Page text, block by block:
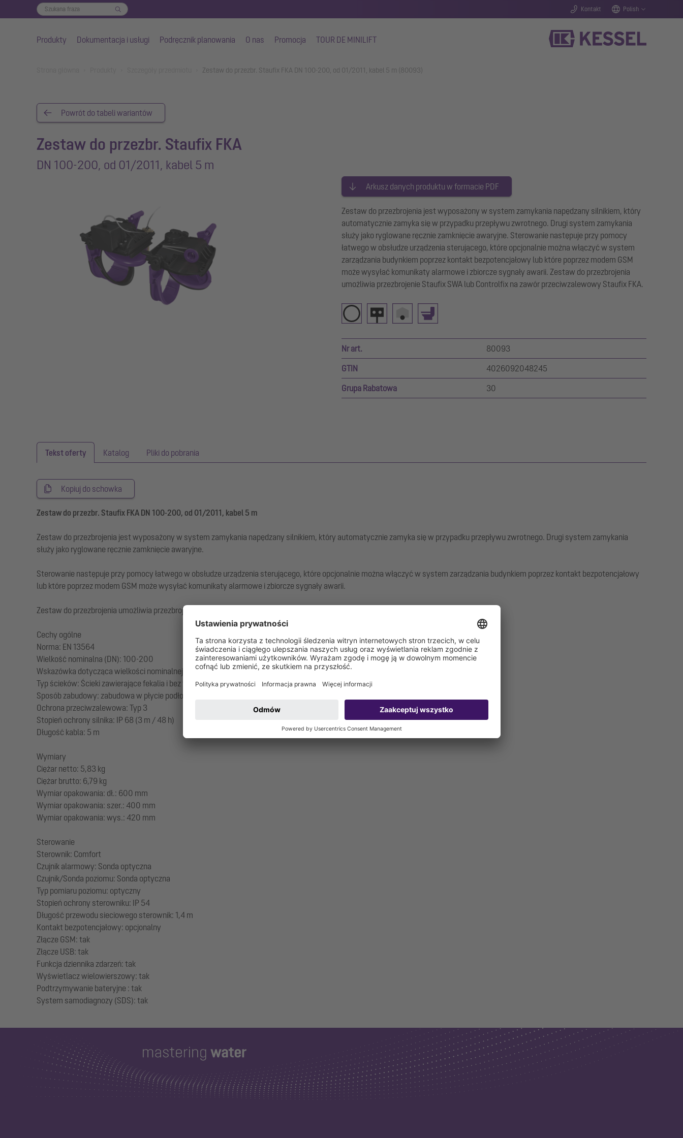
Kontakt Polish
Produkty Dokumentacja i usługi Podręcznik planowania O nas Promocja TOUR DE MINILIFT
Zestaw do przezbr. Staufix FKA DN 100-200, od 01/2011, kabel 5 m (80093)
Powrót do tabeli wariantów
Zestaw do przezbr. Staufix FKA
DN 100-200, od 01/2011, kabel 5 m
Arkusz danych produktu w formacie PDF
Zestaw do przezbrojenia jest wyposażony w system zamykania napędzany silnikiem, który
automatycznie zamyka się w przypadku przepływu zwrotnego. Drugi system zamykania
służy jako ryglowane ręcznie zamknięcie awaryjne. Sterowanie następuje przy pomocy
łatwego w obsłudze urządzenia sterującego, które opcjonalnie można włączyć w system
zarządzania budynkiem poprzez kontakt bezpotencjałowy lub które poprzez modem GSM
może wysyłać komunikaty alarmowe i zbiorcze sygnały awarii. Zestaw do przezbrojenia
umożliwia przezbrojenie Staufix SWA lub Controlfix na zawór przeciwzalewowy Staufix FKA.
Nr art. 80093
GTIN 4026092048245
Grupa Rabatowa 30
Tekst oferty Katalog Pliki do pobrania
Kopiuj do schowka
Zestaw do przezbr. Staufix FKA DN 100-200, od 01/2011, kabel 5 m
Zestaw do przezbrojenia jest wyposażony w system zamykania napędzany silnikiem, który automatycznie zamyka się w przypadku przepływu zwrotnego. Drugi system zamykania
służy jako ryglowane ręcznie zamknięcie awaryjne.
Sterowanie następuje przy pomocy łatwego w obsłudze urządzenia sterującego, które opcjonalnie można włączyć w system zarządzania budynkiem poprzez kontakt bezpotencjałowy
lub które poprzez modem GSM może wysyłać komunikaty alarmowe i zbiorcze sygnały awarii.
Zestaw do przezbrojenia umożliwia przezbrojenie Staufix SWA lub Controlfix na zawór przeciwzalewowy Staufix FKA.
Cechy ogólne
Norma: EN 13564
Wielkość nominalna (DN): 100-200
Wskazówka dotycząca wielkości nominalnej: hydraulicznie odpowiada DN 150
Typ ścieków: Ścieki zawierające fekalia i bez fekaliów
Sposób zabudowy: zabudowa w płycie podłogowej
Ochrona przeciwzalewowa: Typ 3
Stopień ochrony silnika: IP 68 (3 m / 48 h)
Długość kabla: 5 m
Wymiary
Ciężar netto: 5,83 kg
Ciężar brutto: 6,79 kg
Wymiar opakowania: dł.: 600 mm
Wymiar opakowania: szer.: 400 mm
Wymiar opakowania: wys.: 420 mm
Sterowanie
Sterownik: Comfort
Czujnik alarmowy: Sonda optyczna
Czujnik/Sonda poziomu: Sonda optyczna
Typ pomiaru poziomu: optyczny
Stopień ochrony sterowniku: IP 54
Długość przewodu sieciowego sterownik: 1,4 m
Kontakt bezpotencjałowy: opcjonalny
Złącze GSM: tak
Złącze USB: tak
Funkcja dziennika zdarzeń: tak
Wyświetlacz wielowierszowy: tak
Podtrzymywanie bateryjne : tak